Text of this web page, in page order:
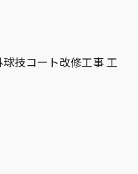
技コート改修工事 工